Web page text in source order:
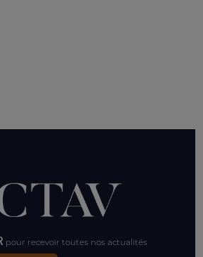
pour recevoir toutes nos actualités